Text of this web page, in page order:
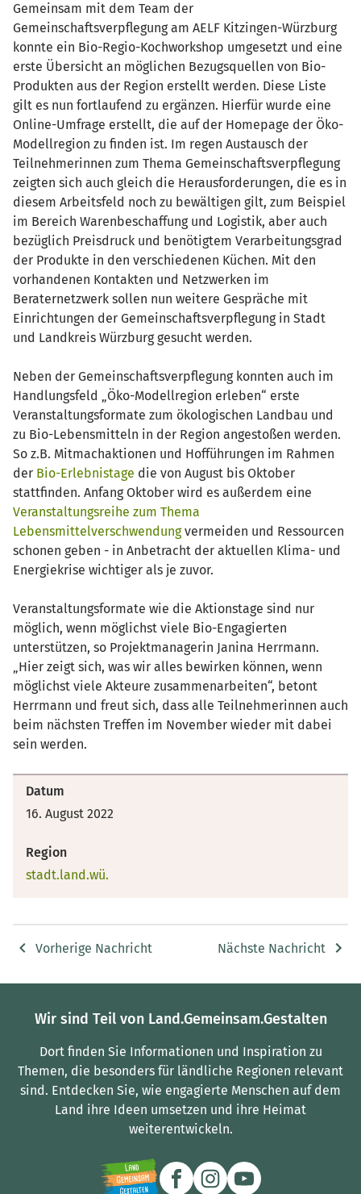
Gemeinsam mit dem Team der
Gemeinschaftsverpflegung am AELF Kitzingen-Würzburg
konnte ein Bio-Regio-Kochworkshop umgesetzt und eine
erste Übersicht an möglichen Bezugsquellen von Bio-
Produkten aus der Region erstellt werden. Diese Liste
gilt es nun fortlaufend zu ergänzen. Hierfür wurde eine
Online-Umfrage erstellt, die auf der Homepage der Öko-
Modellregion zu finden ist. Im regen Austausch der
Teilnehmerinnen zum Thema Gemeinschaftsverpflegung
zeigten sich auch gleich die Herausforderungen, die es in
diesem Arbeitsfeld noch zu bewältigen gilt, zum Beispiel
im Bereich Warenbeschaffung und Logistik, aber auch
bezüglich Preisdruck und benötigtem Verarbeitungsgrad
der Produkte in den verschiedenen Küchen. Mit den
vorhandenen Kontakten und Netzwerken im
Beraternetzwerk sollen nun weitere Gespräche mit
Einrichtungen der Gemeinschaftsverpflegung in Stadt
und Landkreis Würzburg gesucht werden.
Neben der Gemeinschaftsverpflegung konnten auch im
Handlungsfeld „Öko-Modellregion erleben“ erste
Veranstaltungsformate zum ökologischen Landbau und
zu Bio-Lebensmitteln in der Region angestoßen werden.
So z.B. Mitmachaktionen und Hofführungen im Rahmen
der Bio-Erlebnistage die von August bis Oktober
stattfinden. Anfang Oktober wird es außerdem eine
Veranstaltungsreihe zum Thema
Lebensmittelverschwendungvermeiden und Ressourcen
schonen geben - in Anbetracht der aktuellen Klima- und
Energiekrise wichtiger als je zuvor.
Veranstaltungsformate wie die Aktionstage sind nur
möglich, wenn möglichst viele Bio-Engagierten
unterstützen, so Projektmanagerin Janina Herrmann.
„Hier zeigt sich, was wir alles bewirken können, wenn
möglichst viele Akteure zusammenarbeiten“, betont
Herrmann und freut sich, dass alle Teilnehmerinnen auch
beim nächsten Treffen im November wieder mit dabei
sein werden.
Datum
16. August 2022
Region
stadt.land.wü.
Vorherige Nachricht Nächste Nachricht
Wir sind Teil von Land.Gemeinsam.Gestalten
Dort finden Sie Informationen und Inspiration zu
Themen, die besonders für ländliche Regionen relevant
sind. Entdecken Sie, wie engagierte Menschen auf dem
Land ihre Ideen umsetzen und ihre Heimat
weiterentwickeln.